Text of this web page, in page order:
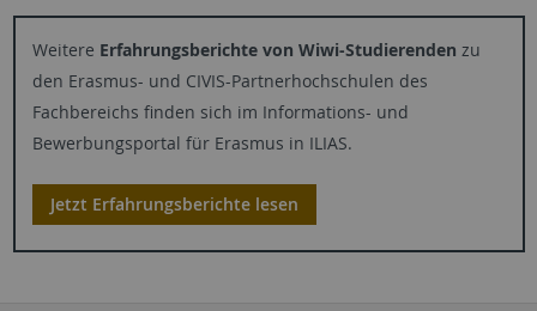
Weitere Erfahrungsberichte von Wiwi-Studierenden zu
den Erasmus- und CIVIS-Partnerhochschulen des
Fachbereichs finden sich im Informations- und
Bewerbungsportal für Erasmus in ILIAS.
Jetzt Erfahrungsberichte lesen